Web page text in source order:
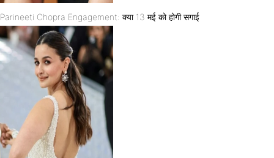
Parineeti Chopra Engagement: क्या 13 मई को होगी सगाई